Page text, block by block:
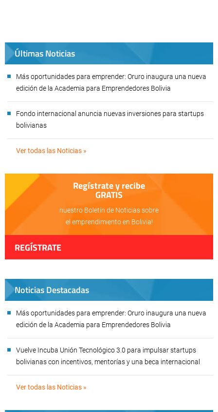
Últimas Noticias
Más oportunidades para emprender: Oruro inaugura una nueva
edición de la Academia para Emprendedores Bolivia
Fondo internacional anuncia nuevas inversiones para startups
bolivianas
Ver todas las Noticias »
Regístrate y recibe
GRATIS
nuestro Boletín de Noticias sobre
el emprendimiento en Bolivia!
REGÍSTRATE
Noticias Destacadas
Más oportunidades para emprender: Oruro inaugura una nueva
edición de la Academia para Emprendedores Bolivia
Vuelve Incuba Unión Tecnológico 3.0 para impulsar startups
bolivianas con incentivos, mentorías y una beca internacional
Ver todas las Noticias »